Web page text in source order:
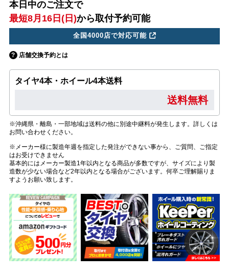
本日中のご注文で
最短8月16日(日)から取付予約可能
全国4000店で対応可能
店舗交換予約とは
タイヤ4本・ホイール4本送料
送料無料
※沖縄県・離島・一部地域は送料の他に別途中継料が発生します。詳しくは
お問い合わせください。
※メーカー様に製造年週を指定した発注ができない事から、ご質問、ご指定
はお受けできません
基本的にはメーカー製造1年以内となる商品が多数ですが、サイズにより製
造数が少ない場合など2年以内となる場合がございます。何卒ご理解賜りま
すようお願い致します。